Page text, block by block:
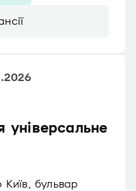
універсальне
Київ, бульвар